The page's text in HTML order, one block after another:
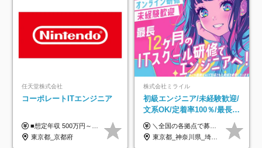
任天堂株式会社
コーポレートITエンジニア
■想定年収 500万円～900万円 月給制 月給278,000円～ ※残業が発生した場合、残業代を別途全額支給します ※試用期間2ヶ月あり(待遇や給与に差異はありません)
東京都_京都府
株式会社ミライル
初級エンジニア/未経験歓迎/
文系OK/定着率100％/最長1
年の自社ITスクール研修あ
り/年休130日
＼全国の各拠点で募集中！／ 給与は以下の通り、勤務地により異なります。 札幌：月給23万円～27万円 仙台：月給22万円～26万円 新潟：月給22万円～26万円 東京：月給26万円～30万円 大阪：月給24万円～29万円 福岡：月給23.5万円～27万円 沖縄：月給21万円～26万円 ◎給与は知識や経験を考慮して決定します。 ◎残業は別途全額支給します。 ◎試用期間12カ月あり（給与は以下の通りです。その他条件に変更はありません） （試用期間の給与） 札幌：月給18.6万円～ 仙台：月給19万円～ 新潟：月給18万円～ 東京：月給22万円～ 大阪：月給20.8万円～ 福岡：月給19万円～ 沖縄：月給18万円～
東京都_神奈川県_埼玉県_千葉県_大阪府_愛知県_北海道_青森県_岩手県_宮城県_秋田県_山形県_福島県_茨城県_栃木県_群馬県_新潟県_山梨県_長野県_富山県_石川県_福井県_静岡県_岐阜県_三重県_兵庫県_京都府_滋賀県_奈良県_和歌山県_広島県_岡山県_鳥取県_島根県_山口県_徳島県_香川県_愛媛県_高知県_福岡県_熊本県_佐賀県_長崎県_大分県_宮崎県_鹿児島県_沖縄県